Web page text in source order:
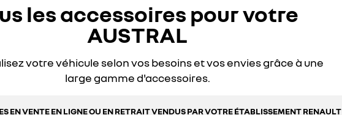
les accessoires pour votre
AUSTRAL
votre véhicule selon vos besoins et vos envies grâce à une
large gamme d'accessoires.
EN VENTE EN LIGNE OU EN RETRAIT VENDUS PAR VOTRE ÉTABLISSEMENT RENAULT